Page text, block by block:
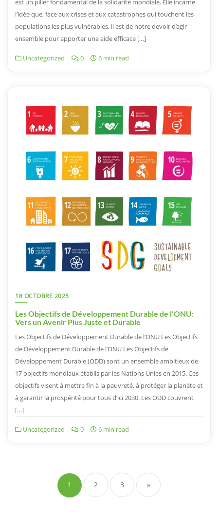
est un pilier fondamental de la solidarité mondiale. Elle incarne
l’idée que, face aux crises et aux catastrophes qui touchent les
populations les plus vulnérables, il est de notre devoir d’agir
ensemble pour apporter une aide efficace […]
Uncategorized 0 6 min read
18 OCTOBRE 2025
Les Objectifs de Développement Durable de l’ONU:
Vers un Avenir Plus Juste et Durable
Les Objectifs de Développement Durable de l’ONU Les Objectifs
de Développement Durable de l’ONU Les Objectifs de
Développement Durable (ODD) sont un ensemble ambitieux de
17 objectifs mondiaux établis par les Nations Unies en 2015. Ces
objectifs visent à mettre fin à la pauvreté, à protéger la planète et
à garantir la prospérité pour tous d’ici 2030. Les ODD couvrent
[…]
Uncategorized 0 6 min read
des
articles
1 2 3 »